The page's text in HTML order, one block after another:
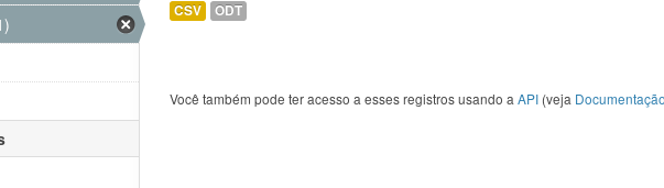
CSV ODT
Você também pode ter acesso a esses registros usando a API (veja